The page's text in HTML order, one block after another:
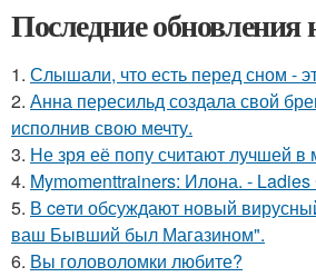
Последние обновления
1. Слышали, что есть перед сном -
2. Анна пересильд создала свой
исполнив свою мечту.
3. Не зря её попу считают лучшей в
4. Mymomenttrainers: Илона. - Ladies
5. В ceти обсуждают новый
ваш Бывший был Магазином".
6. Вы головоломки любите?